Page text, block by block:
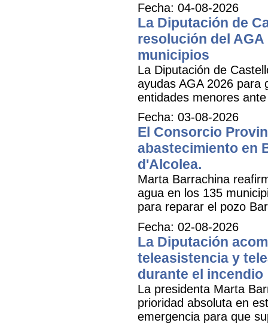
Fecha: 04-08-2026
La Diputación de
resolución del
municipios
La Diputación de
ayudas AGA 2026 para
entidades menores
Fecha: 03-08-2026
El Consorcio
abastecimiento en
d'Alcolea.
Marta Barrachina
agua en los 135
para reparar el pozo
Fecha: 02-08-2026
La Diputación
teleasistencia y
durante el incendio
La presidenta Marta
prioridad absoluta en
emergencia para que